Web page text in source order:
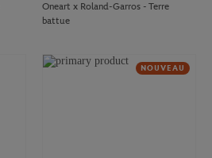
Oneart x Roland-Garros - Terre
battue
NOUVEAU